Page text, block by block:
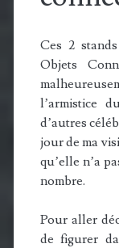
Ces 2
Objets
l’armistice
d’autres
jour de ma
qu’elle n’a
nombre.
Pour aller
de figurer